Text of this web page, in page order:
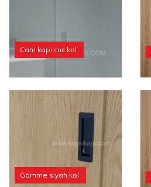
Cam kapı cnc kol
Gömme siyah kol